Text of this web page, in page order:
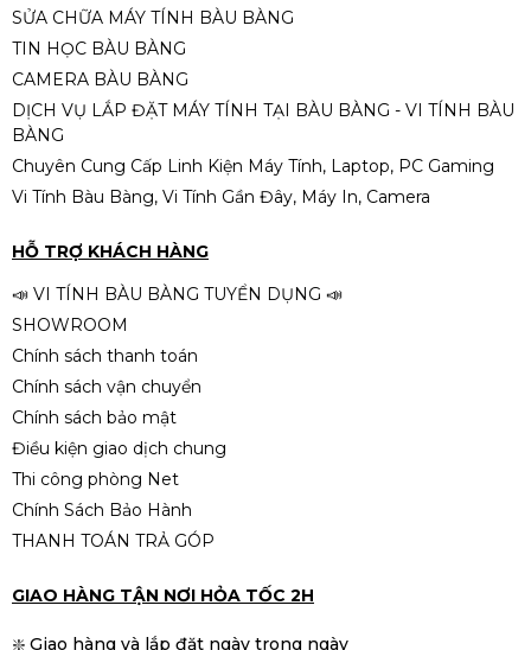
SỬA CHỮA MÁY TÍNH BÀU BÀNG
TIN HỌC BÀU BÀNG
CAMERA BÀU BÀNG
DỊCH VỤ LẮP ĐẶT MÁY TÍNH TẠI BÀU BÀNG - VI TÍNH BÀU
BÀNG
Chuyên Cung Cấp Linh Kiện Máy Tính, Laptop, PC Gaming
Vi Tính Bàu Bàng, Vi Tính Gần Đây, Máy In, Camera
HỖ TRỢ KHÁCH HÀNG
📣 VI TÍNH BÀU BÀNG TUYỂN DỤNG 📣
SHOWROOM
Chính sách thanh toán
Chính sách vận chuyển
Chính sách bảo mật
Điều kiện giao dịch chung
Thi công phòng Net
Chính Sách Bảo Hành
THANH TOÁN TRẢ GÓP
GIAO HÀNG TẬN NƠI HỎA TỐC 2H
❇️ Giao hàng và lắp đặt ngày trong ngày